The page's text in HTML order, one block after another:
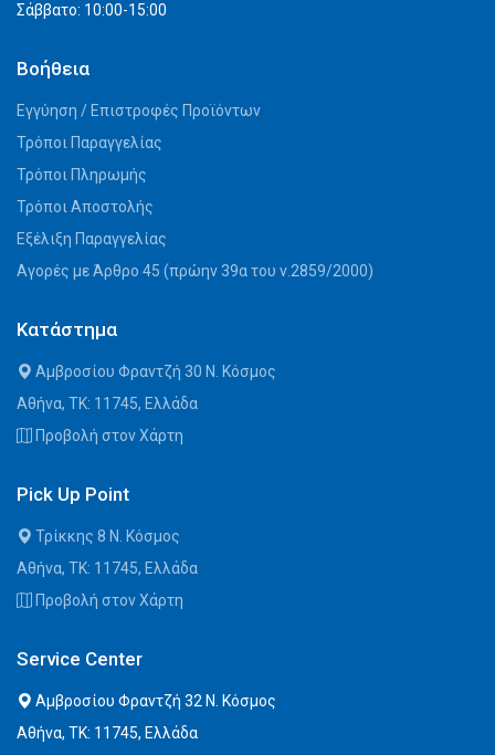
Σάββατο: 10:00-15:00
Βοήθεια
Εγγύηση / Επιστροφές Προϊόντων
Τρόποι Παραγγελίας
Τρόποι Πληρωμής
Τρόποι Αποστολής
Εξέλιξη Παραγγελίας
Αγορές με Άρθρο 45 (πρώην 39α του ν.2859/2000)
Κατάστημα
Αμβροσίου Φραντζή 30 Ν. Κόσμος
Αθήνα, ΤΚ: 11745, Ελλάδα
Προβολή στον Χάρτη
Pick Up Point
Τρίκκης 8 Ν. Κόσμος
Αθήνα, ΤΚ: 11745, Ελλάδα
Προβολή στον Χάρτη
Service Center
Αμβροσίου Φραντζή 32 Ν. Κόσμος
Αθήνα, ΤΚ: 11745, Ελλάδα